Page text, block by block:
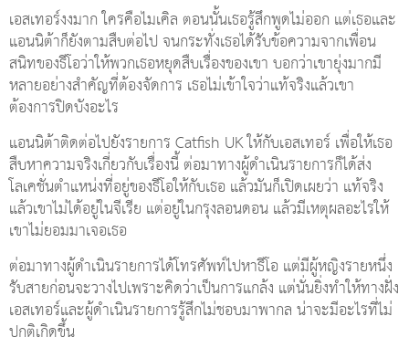
เอสเทอร์งงมาก ใครคือไมเคิล ตอนนั้นเธอรู้สึกพูดไม่ออก แต่เธอและ
แอนนิต้าก็ยังตามสืบต่อไป จนกระทั่งเธอได้รับข้อความจากเพื่อน
สนิทของธีโอว่าให้พวกเธอหยุดสืบเรื่องของเขา บอกว่าเขายุ่งมากมี
หลายอย่างสำคัญที่ต้องจัดการ เธอไม่เข้าใจว่าแท้จริงแล้วเขา
ต้องการปิดบังอะไร
แอนนิต้าติดต่อไปยังรายการ Catfish UK ให้กับเอสเทอร์ เพื่อให้เธอ
สืบหาความจริงเกี่ยวกับเรื่องนี้ ต่อมาทางผู้ดำเนินรายการก็ได้ส่ง
โลเคชั่นตำแหน่งที่อยู่ของธีโอให้กับเธอ แล้วมันก็เปิดเผยว่า แท้จริง
แล้วเขาไม่ได้อยู่ในจีเรีย แต่อยู่ในกรุงลอนดอน แล้วมีเหตุผลอะไรให้
เขาไม่ยอมมาเจอเธอ
ต่อมาทางผู้ดำเนินรายการได้โทรศัพท์ไปหาธีโอ แต่มีผู้หญิงรายหนึ่ง
รับสายก่อนจะวางไปเพราะคิดว่าเป็นการแกล้ง แต่นั่นยิ่งทำให้ทางฝั่ง
เอสเทอร์และผู้ดำเนินรายการรู้สึกไม่ชอบมาพากล น่าจะมีอะไรที่ไม่
ปกติเกิดขึ้น